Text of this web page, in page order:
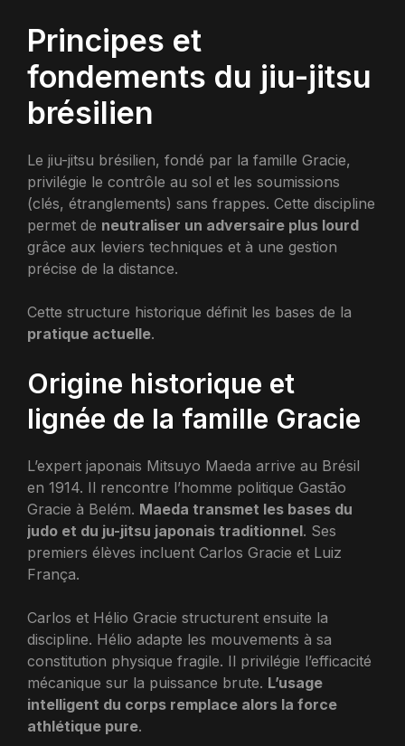
Principes et
fondements du jiu-jitsu
brésilien
Le jiu-jitsu brésilien, fondé par la famille Gracie,
privilégie le contrôle au sol et les soumissions
(clés, étranglements) sans frappes. Cette discipline
permet de neutraliser un adversaire plus lourd
grâce aux leviers techniques et à une gestion
précise de la distance.
Cette structure historique définit les bases de la
pratique actuelle.
Origine historique et
lignée de la famille Gracie
L’expert japonais Mitsuyo Maeda arrive au Brésil
en 1914. Il rencontre l’homme politique Gastão
Gracie à Belém. Maeda transmet les bases du
judo et du ju-jitsu japonais traditionnel. Ses
premiers élèves incluent Carlos Gracie et Luiz
França.
Carlos et Hélio Gracie structurent ensuite la
discipline. Hélio adapte les mouvements à sa
constitution physique fragile. Il privilégie l’efficacité
mécanique sur la puissance brute. L’usage
intelligent du corps remplace alors la force
athlétique pure.